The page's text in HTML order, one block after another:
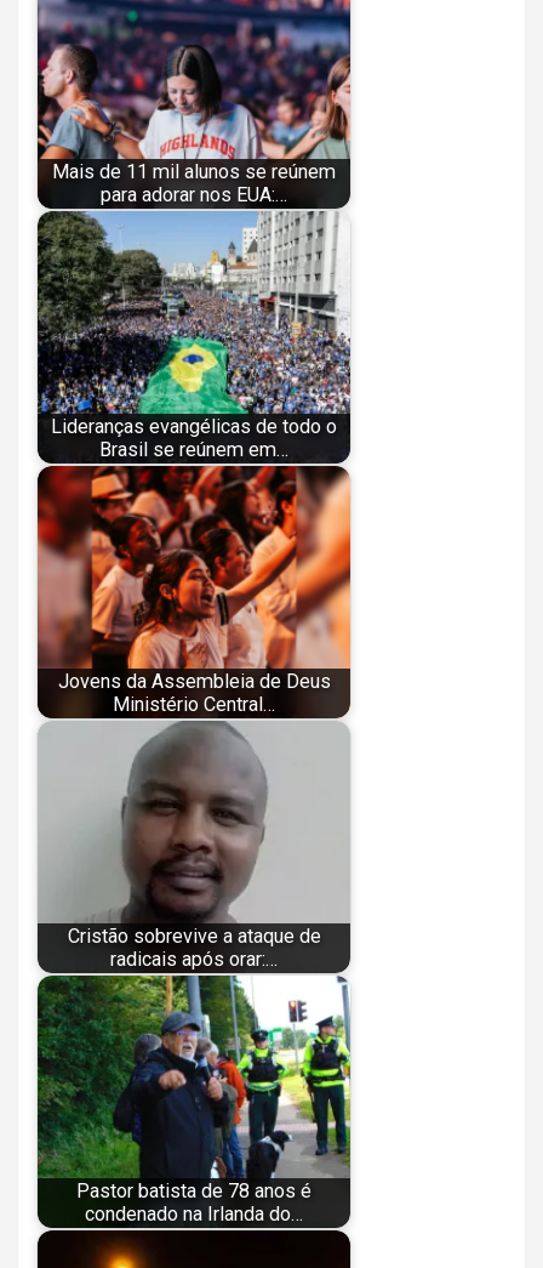
Mais de 11 mil alunos se reúnem
para adorar nos EUA:…
Lideranças evangélicas de todo o
Brasil se reúnem em…
Jovens da Assembleia de Deus
Ministério Central…
Cristão sobrevive a ataque de
radicais após orar:…
Pastor batista de 78 anos é
condenado na Irlanda do…